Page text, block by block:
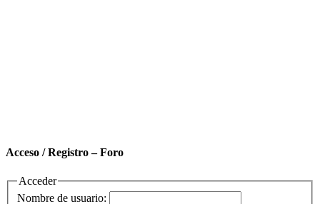
Acceso / Registro – Foro
Acceder
Nombre de usuario: